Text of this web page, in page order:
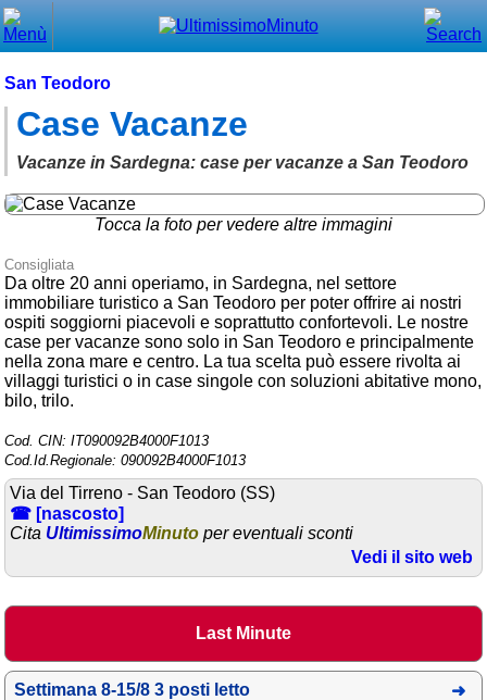
San Teodoro
Case Vacanze
Vacanze in Sardegna: case per vacanze a San Teodoro
Tocca la foto per vedere altre immagini
Consigliata
Da oltre 20 anni operiamo, in Sardegna, nel settore
immobiliare turistico a San Teodoro per poter offrire ai nostri
ospiti soggiorni piacevoli e soprattutto confortevoli. Le nostre
case per vacanze sono solo in San Teodoro e principalmente
nella zona mare e centro. La tua scelta può essere rivolta ai
villaggi turistici o in case singole con soluzioni abitative mono,
bilo, trilo.
Cod. CIN: IT090092B4000F1013
Cod.Id.Regionale: 090092B4000F1013
Via del Tirreno - San Teodoro (SS)
☎ [nascosto]
Cita UltimissimoMinuto per eventuali sconti
Vedi il sito web
Last Minute
Settimana 8-15/8 3 posti letto
Menù principale
⌂ Home
🕐 Last Minute
🕐 First Minute
Trova vicino a te
➕ Inserisci annuncio
Ottenere il CIN
Blog
Eventi e cose da vedere
➕ Segnala evento
Area riservata
Eventi e cose da vedere
➕ Segnala evento